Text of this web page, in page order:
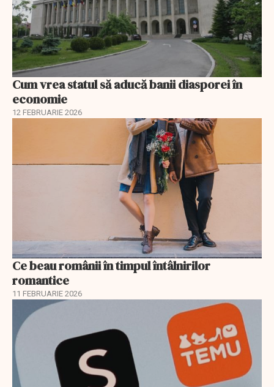
Cum vrea statul să aducă banii diasporei în
economie
12 FEBRUARIE 2026
Ce beau românii în timpul întâlnirilor
romantice
11 FEBRUARIE 2026